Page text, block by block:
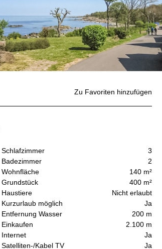
Schlafzimmer
3
Badezimmer
2
Wohnfläche
140 m²
Grundstück
400 m²
Haustiere
Nicht erlaubt
Kurzurlaub möglich
Ja
Entfernung Wasser
200 m
Einkaufen
2.100 m
Internet
Ja
Satelliten-/Kabel TV
Ja
Zu Favoriten hinzufügen